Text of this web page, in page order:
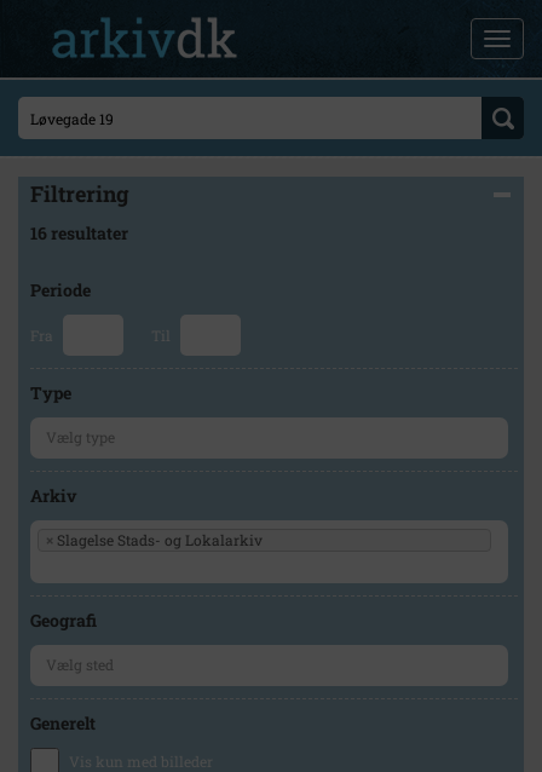
Filtrering
16 resultater
Periode
Fra Til
Type
Arkiv
× Slagelse Stads- og Lokalarkiv
Geografi
Generelt
Vis kun med billeder